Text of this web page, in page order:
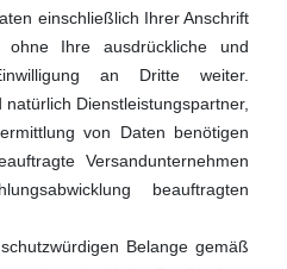
einschließlich Ihrer Anschrift
ohne Ihre ausdrückliche und
an Dritte weiter.
Dienstleistungspartner,
von Daten benötigen
Versandunternehmen
beauftragten
Belange gemäß